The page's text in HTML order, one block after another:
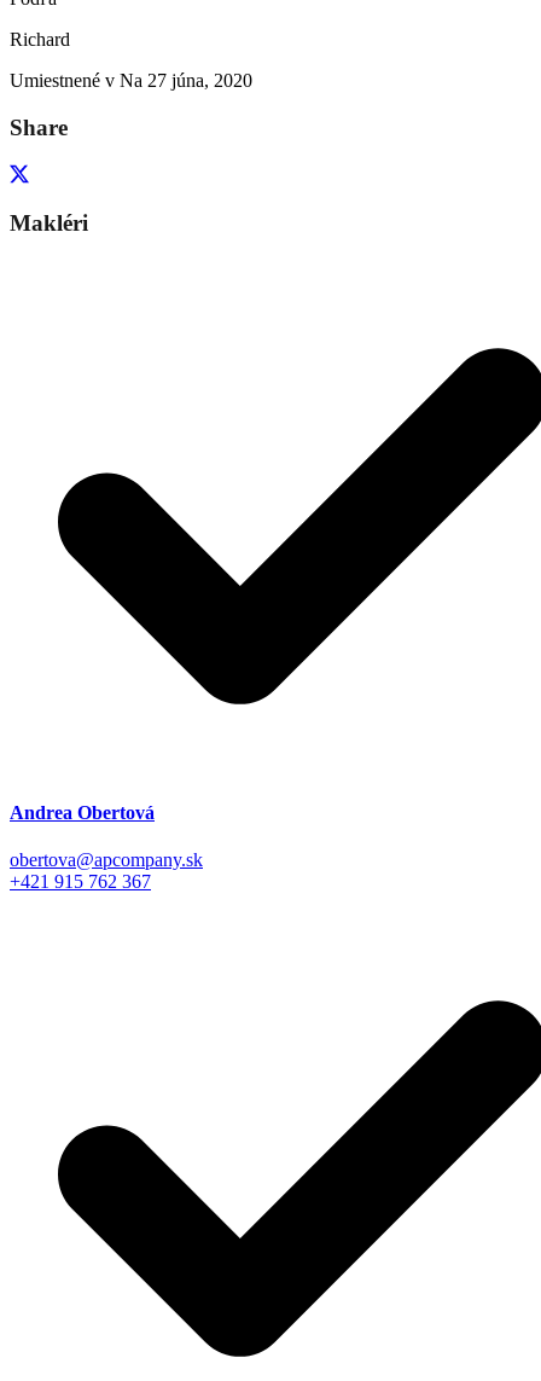
Richard
Umiestnené v Na 27 júna, 2020
Share
Makléri
Andrea Obertová
obertova@apcompany.sk
+421 915 762 367